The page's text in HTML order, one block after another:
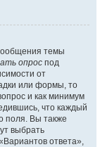
темы
опрос под
от
или формы, то
и как минимум
что каждый
поля. Вы также
выбрать
ответа»,